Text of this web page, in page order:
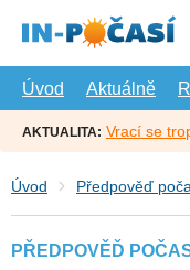
hlavní
Úvod
Aktuálně
AKTUALITA: Vrací se
Úvod Předpověď
PŘEDPOVĚĎ